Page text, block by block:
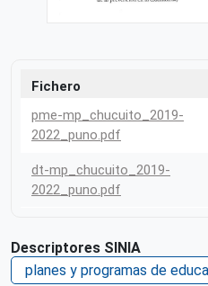
Fichero
pme-mp_chucuito_2019-
2022_puno.pdf
dt-mp_chucuito_2019-
2022_puno.pdf
Descriptores SINIA
planes y programas de